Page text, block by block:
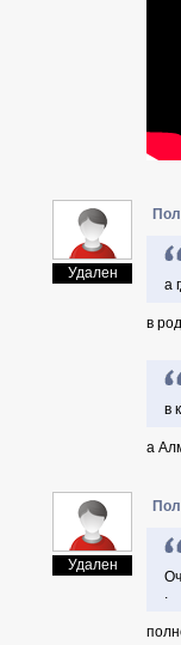
Удален
а
в
в
а
Удален
.